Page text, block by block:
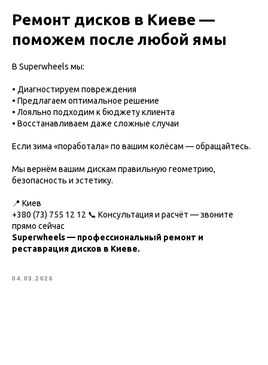
Ремонт дисков в Киеве —
поможем после любой ямы
В Superwheels мы:
• Диагностируем повреждения
• Предлагаем оптимальное решение
• Лояльно подходим к бюджету клиента
• Восстанавливаем даже сложные случаи
Если зима «поработала» по вашим колёсам — обращайтесь.
Мы вернём вашим дискам правильную геометрию,
безопасность и эстетику.
📍 Киев
+380 (73) 755 12 12 📞 Консультация и расчёт — звоните
прямо сейчас
Superwheels — профессиональный ремонт и
реставрация дисков в Киеве.
04.03.2026